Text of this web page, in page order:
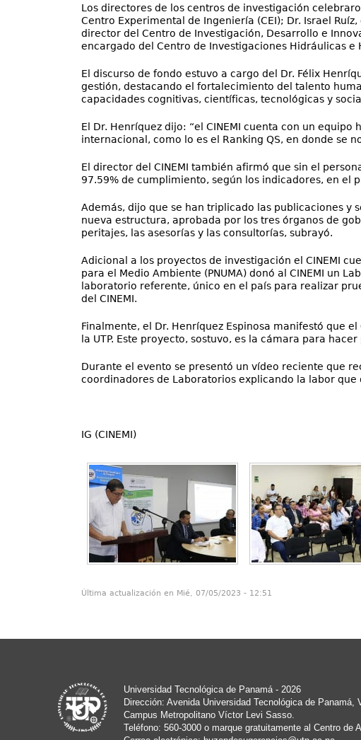
Los directores de los centros de investigación
Centro Experimental de Ingeniería (CEI); Dr. Israel
director del Centro de Investigación, Desarrollo e
encargado del Centro de Investigaciones Hidráulicas e
El discurso de fondo estuvo a cargo del Dr. Félix
gestión, destacando el fortalecimiento del talento
capacidades cognitivas, científicas, tecnológicas y
El Dr. Henríquez dijo: “el CINEMI cuenta con un
internacional, como lo es el Ranking QS, en donde se
El director del CINEMI también afirmó que sin el
97.59% de cumplimiento, según los indicadores, en el
Además, dijo que se han triplicado las publicaciones y
nueva estructura, aprobada por los tres órganos de
peritajes, las asesorías y las consultorías, subrayó.
Adicional a los proyectos de investigación el CINEMI
para el Medio Ambiente (PNUMA) donó al CINEMI un
laboratorio referente, único en el país para realizar
del CINEMI.
Finalmente, el Dr. Henríquez Espinosa manifestó que
la UTP. Este proyecto, sostuvo, es la cámara para
Durante el evento se presentó un vídeo reciente que
coordinadores de Laboratorios explicando la labor que
IG (CINEMI)
Última actualización en Mié, 07/05/2023 - 12:51
Universidad Tecnológica de Panamá - 2026
Dirección: Avenida Universidad Tecnológica de Panamá,
Campus Metropolitano Víctor Levi Sasso.
Teléfono: 560-3000 o marque gratuitamente al Centro de